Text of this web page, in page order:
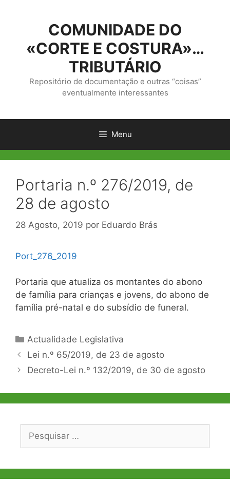
conteúdo
COMUNIDADE DO
«CORTE E COSTURA»…
TRIBUTÁRIO
Repositório de documentação e outras “coisas”
eventualmente interessantes
Menu
Portaria n.º 276/2019, de
28 de agosto
28 Agosto, 2019 por Eduardo Brás
Port_276_2019
Portaria que atualiza os montantes do abono
de família para crianças e jovens, do abono de
família pré-natal e do subsídio de funeral.
Categorias
Actualidade Legislativa
Navegação
de
Lei n.º 65/2019, de 23 de agosto
Decreto-Lei n.º 132/2019, de 30 de agosto
Pesquisar